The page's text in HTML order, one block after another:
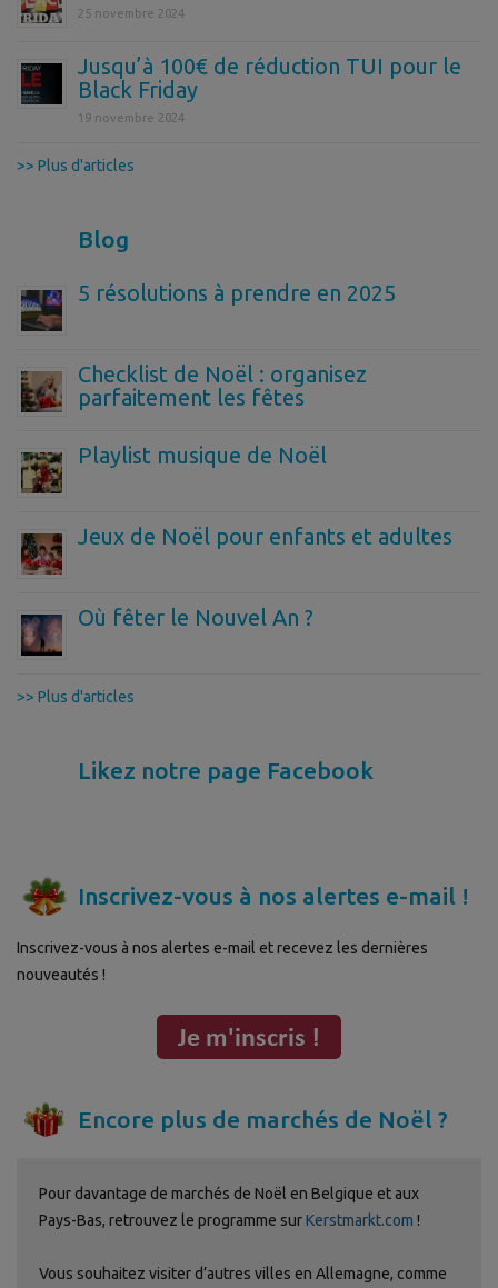
25 novembre 2024
Jusqu’à 100€ de réduction TUI pour le
Black Friday
19 novembre 2024
>> Plus d'articles
Blog
5 résolutions à prendre en 2025
Checklist de Noël : organisez
parfaitement les fêtes
Playlist musique de Noël
Jeux de Noël pour enfants et adultes
Où fêter le Nouvel An ?
>> Plus d'articles
Likez notre page Facebook
Inscrivez-vous à nos alertes e-mail !
Inscrivez-vous à nos alertes e-mail et recevez les dernières
nouveautés !
Encore plus de marchés de Noël ?
Pour davantage de marchés de Noël en Belgique et aux
Pays-Bas, retrouvez le programme surKerstmarkt.com !
Vous souhaitez visiter d’autres villes en Allemagne, comme